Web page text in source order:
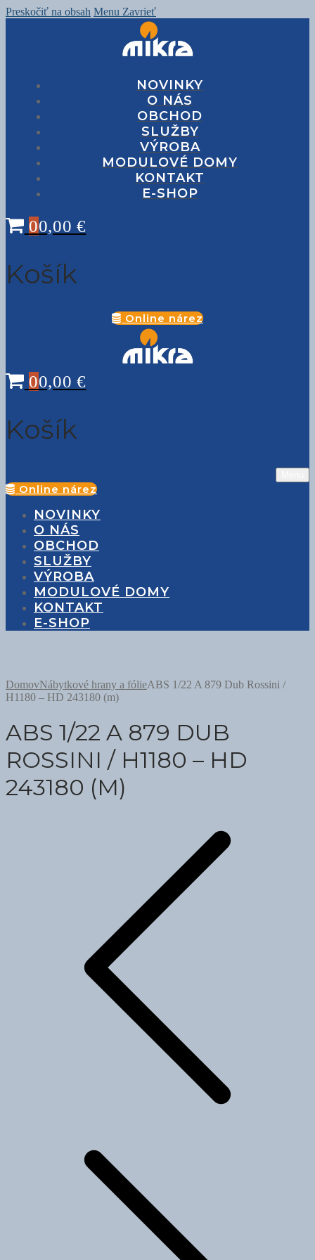
Preskočiť na obsah Menu Zavrieť
NOVINKY
O NÁS
OBCHOD
SLUŽBY
VÝROBA
MODULOVÉ DOMY
KONTAKT
E-SHOP
00,00 €
Košík
Online nárez
00,00 €
Košík
Online nárez
NOVINKY
O NÁS
OBCHOD
SLUŽBY
VÝROBA
MODULOVÉ DOMY
KONTAKT
E-SHOP
DomovNábytkové hrany a fólieABS 1/22 A 879 Dub Rossini /
H1180 – HD 243180 (m)
ABS 1/22 A 879 DUB
ROSSINI / H1180 – HD
243180 (M)